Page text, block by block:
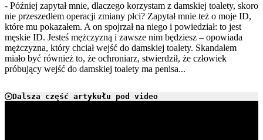
- Później zapytał mnie, dlaczego korzystam z damskiej toalety, skoro
nie przeszedłem operacji zmiany płci? Zapytał mnie też o moje ID,
które mu pokazałem. A on spojrzał na niego i powiedział: to jest
męskie ID. Jesteś mężczyzną i zawsze nim będziesz – opowiada
mężczyzna, który chciał wejść do damskiej toalety. Skandalem
miało być również to, że ochroniarz, stwierdził, że człowiek
próbujący wejść do damskiej toalety ma penisa...
Dalsza część artykułu pod video